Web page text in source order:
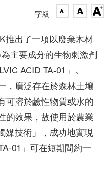
字級
推出了一項以廢棄木材
主要成分的生物刺激劑
ACID TA-01」。
，廣泛存在於森林土壤
可溶於鹼性物質或水的
的效果，故使用於農業
媒技術」，成功地實現
01」可在短期間約一